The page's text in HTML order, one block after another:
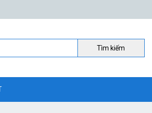
Tìm kiếm